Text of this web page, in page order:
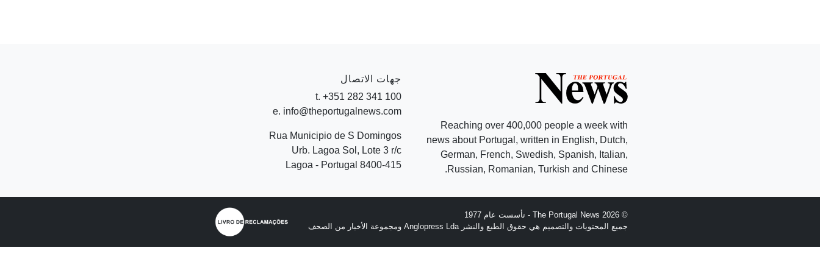
Reaching over 400,000 people a week with
news about Portugal, written in English, Dutch,
German, French, Swedish, Spanish, Italian,
Russian, Romanian, Turkish and Chinese.
جهات الاتصال
t. +351 282 341 100
e. info@theportugalnews.com
Rua Municipio de S Domingos
Urb. Lagoa Sol, Lote 3 r/c
8400-415 Lagoa - Portugal
© 2026 The Portugal News - تأسست عام 1977
جميع المحتويات والتصميم هي حقوق الطبع والنشر Anglopress Lda ومجموعة الأخبار من الصحف